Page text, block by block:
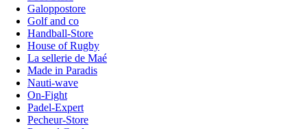
Galoppostore
Golf and co
Handball-Store
House of Rugby
La sellerie de Maé
Made in Paradis
Nauti-wave
On-Fight
Padel-Expert
Pecheur-Store